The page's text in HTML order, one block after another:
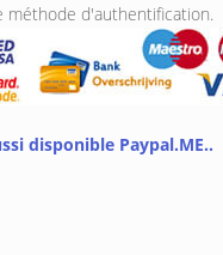
méthode d'authentification.
disponible Paypal.ME..